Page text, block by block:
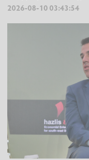
2026-08-10 03:43:54